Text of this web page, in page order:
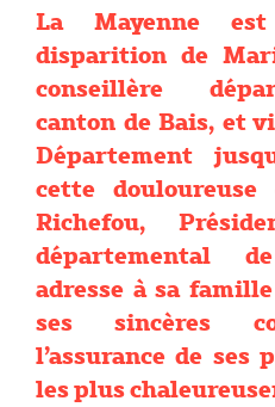
La Mayenne
disparition de
conseillère
canton de Bais, et
Département
cette
Richefou,
départemental
adresse à sa
ses sincères
l’assurance de ses
les plus